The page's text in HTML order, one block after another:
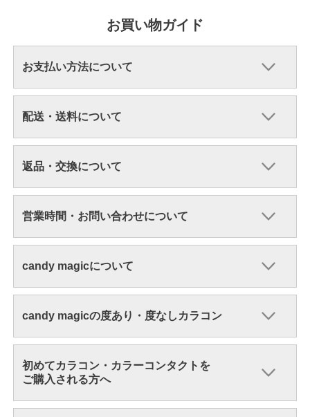
お買い物ガイド
お支払い方法について
配送・送料について
返品・交換について
営業時間・お問い合わせについて
candy magicについて
candy magicの度あり・度なしカラコン
初めてカラコン・カラーコンタクトを
ご購入される方へ